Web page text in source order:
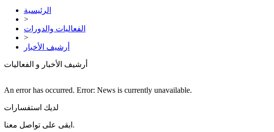
الرئيسية
>
الفعاليات والدورات
>
أرشيف الأخبار
أرشيف الأخبار و الفعاليات
An error has occurred. Error: News is currently unavailable.
لديك استفسارات
ابقى على تواصل معنا.